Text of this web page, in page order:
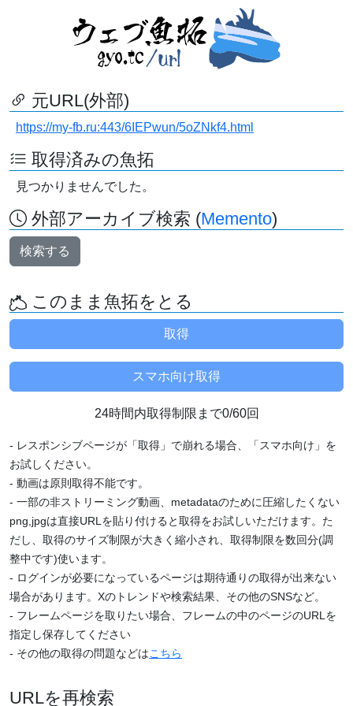
元URL(外部)
https://my-fb.ru:443/6IEPwun/5oZNkf4.html
取得済みの魚拓
見つかりませんでした。
外部アーカイブ検索 (Memento)
検索する
このまま魚拓をとる
24時間内取得制限まで0/60回
- レスポンシブページが「取得」で崩れる場合、「スマホ向け」を
お試しください。
- 動画は原則取得不能です。
- 一部の非ストリーミング動画、metadataのために圧縮したくない
png,jpgは直接URLを貼り付けると取得をお試しいただけます。た
だし、取得のサイズ制限が大きく縮小され、取得制限を数回分(調
整中です)使います。
- ログインが必要になっているページは期待通りの取得が出来ない
場合があります。Xのトレンドや検索結果、その他のSNSなど。
- フレームページを取りたい場合、フレームの中のページのURLを
指定し保存してください
- その他の取得の問題などはこちら
URLを再検索